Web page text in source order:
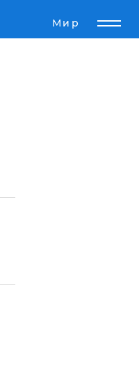
Мир